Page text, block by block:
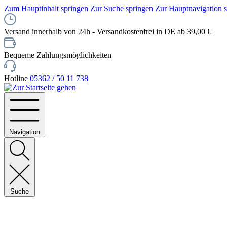
Zum Hauptinhalt springen Zur Suche springen Zur Hauptnavigation
Versand innerhalb von 24h - Versandkostenfrei in DE ab 39,00 €
Bequeme Zahlungsmöglichkeiten
Hotline 05362 / 50 11 738
Navigation
Suche